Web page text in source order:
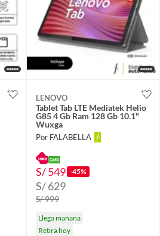
LENOVO
Tablet Tab LTE Mediatek Helio
G85 4 Gb Ram 128 Gb 10.1"
Wuxga
Por FALABELLA
S/ 549 -45%
S/ 629
S/ 999
Llega mañana
Retira hoy